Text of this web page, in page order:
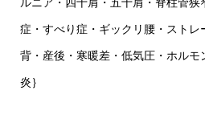
症・すべり症・ギックリ腰・ストレ
背・産後・寒暖差・低気圧・ホルモ
炎｝